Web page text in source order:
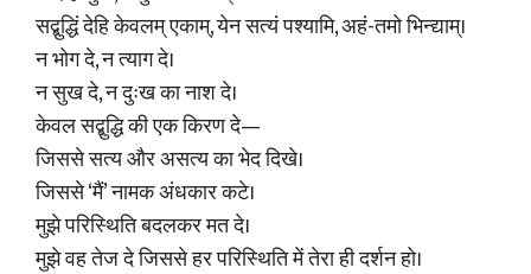
सद्बुद्धिं देहि केवलम् एकाम्, येन सत्यं पश्यामि, अहं-तमो भिन्द्याम्।
न भोग दे, न त्याग दे।
न सुख दे, न दुःख का नाश दे।
केवल सद्बुद्धि की एक किरण दे—
जिससे सत्य और असत्य का भेद दिखे।
जिससे ‘मैं’ नामक अंधकार कटे।
मुझे परिस्थिति बदलकर मत दे।
मुझे वह तेज दे जिससे हर परिस्थिति में तेरा ही दर्शन हो।